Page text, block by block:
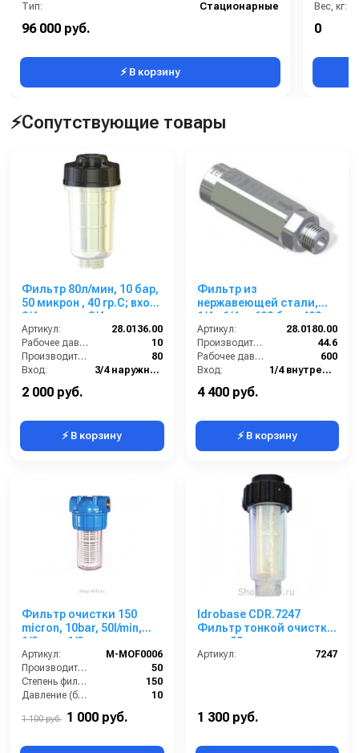
Тип:
Стационарные
Страна-производитель:
Рабочее давление (бар):
96 000 руб.
⚡ В корзину
Вес, кг:
0
⚡Сопутствующие товары
Фильтр 80л/мин, 10 бар,
50 микрон , 40 гр.С; вход
3/4ш выход 3/4г.
Артикул:
28.0136.00
Рабочее давление (бар):
10
Производительность (л/мин):
80
Вход:
3/4 наружняя резьба
2 000 руб.
⚡ В корзину
Фильтр из
нержавеющей стали,
1/4г-1/4ш, 600 бар, 400
мкр
Артикул:
28.0180.00
Производительность (л/мин):
44.6
Рабочее давление (бар):
600
Вход:
1/4 внутренняя резьба
4 400 руб.
⚡ В корзину
Фильтр очистки 150
micron, 10bar, 50l/min,
1/2внут-1/2внут
Артикул:
M-MOF0006
Производительность (л/мин):
50
Степень фильтрации (мкм):
150
Давление (бар):
10
1 100 руб. 1 000 руб.
Idrobase CDR.7247
Фильтр тонкой очистки
воды 80 микрон
Артикул: 7247
1 300 руб.